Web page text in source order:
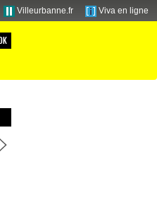
Villeurbanne.fr Viva en ligne